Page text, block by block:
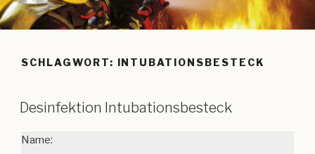
SCHLAGWORT: INTUBATIONSBESTECK
Desinfektion Intubationsbesteck
Name: